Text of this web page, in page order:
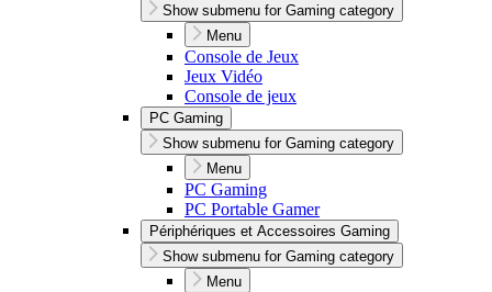
Show submenu for Gaming category
Menu
Console de Jeux
Jeux Vidéo
Console de jeux
PC Gaming
Show submenu for Gaming category
Menu
PC Gaming
PC Portable Gamer
Périphériques et Accessoires Gaming
Show submenu for Gaming category
Menu